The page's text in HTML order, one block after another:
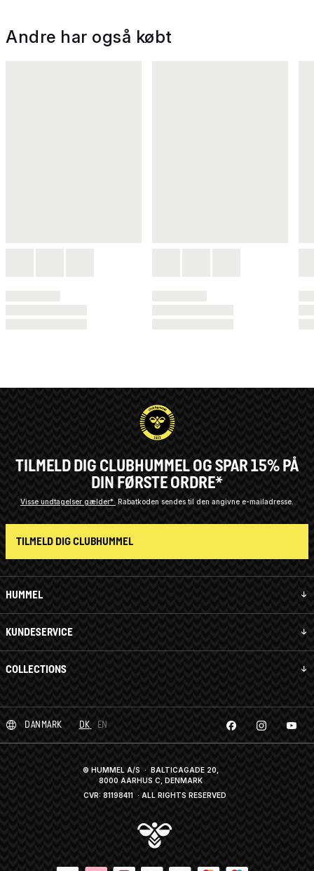
Andre har også købt
HUMMEL
KUNDESERVICE
COLLECTIONS
TILMELD DIG CLUBHUMMEL OG SPAR 15% PÅ
DIN FØRSTE ORDRE*
Visse undtagelser gælder* Rabatkoden sendes til den angivne e-mailadresse.
TILMELD DIG CLUBHUMMEL
DANMARK DK EN
© HUMMEL A/S · BALTICAGADE 20,
8000 AARHUS C, DENMARK
CVR: 81198411 · ALL RIGHTS RESERVED